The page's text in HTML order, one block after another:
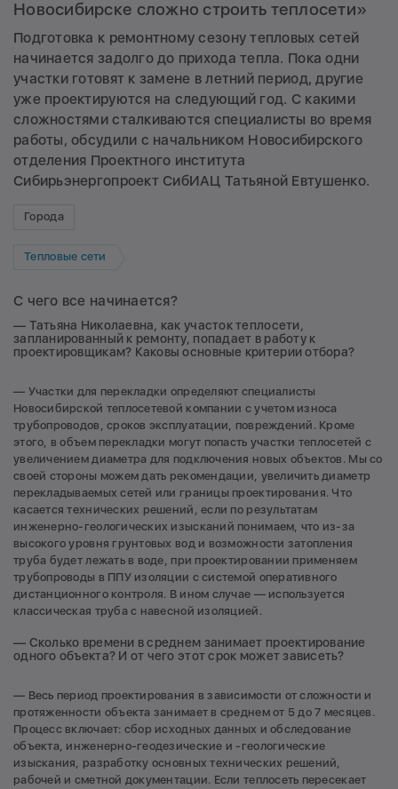
Новосибирске сложно строить теплосети»
Подготовка к ремонтному сезону тепловых сетей
начинается задолго до прихода тепла. Пока одни
участки готовят к замене в летний период, другие
уже проектируются на следующий год. С какими
сложностями сталкиваются специалисты во время
работы, обсудили с начальником Новосибирского
отделения Проектного института
Сибирьэнергопроект СибИАЦ Татьяной Евтушенко.
Города
Тепловые сети
С чего все начинается?
— Татьяна Николаевна, как участок теплосети,
запланированный к ремонту, попадает в работу к
проектировщикам? Каковы основные критерии отбора?
— Участки для перекладки определяют специалисты
Новосибирской теплосетевой компании с учетом износа
трубопроводов, сроков эксплуатации, повреждений. Кроме
этого, в объем перекладки могут попасть участки теплосетей с
увеличением диаметра для подключения новых объектов. Мы со
своей стороны можем дать рекомендации, увеличить диаметр
перекладываемых сетей или границы проектирования. Что
касается технических решений, если по результатам
инженерно-геологических изысканий понимаем, что из-за
высокого уровня грунтовых вод и возможности затопления
труба будет лежать в воде, при проектировании применяем
трубопроводы в ППУ изоляции с системой оперативного
дистанционного контроля. В ином случае — используется
классическая труба с навесной изоляцией.
— Сколько времени в среднем занимает проектирование
одного объекта? И от чего этот срок может зависеть?
— Весь период проектирования в зависимости от сложности и
протяженности объекта занимает в среднем от 5 до 7 месяцев.
Процесс включает: сбор исходных данных и обследование
объекта, инженерно-геодезические и -геологические
изыскания, разработку основных технических решений,
рабочей и сметной документации. Если теплосеть пересекает